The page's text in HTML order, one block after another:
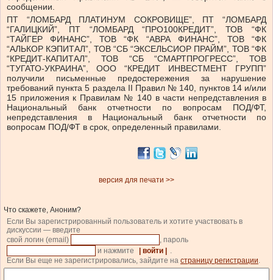
сообщении.
ПТ “ЛОМБАРД ПЛАТИНУМ СОКРОВИЩЕ”, ПТ “ЛОМБАРД
“ГАЛИЦКИЙ”, ПТ “ЛОМБАРД “ПРО100КРЕДИТ”, ТОВ “ФК
“ТАЙГЕР ФИНАНС”, ТОВ “ФК “АВРА ФИНАНС”, ТОВ “ФК
“АЛЬКОР КЭПИТАЛ”, ТОВ “СБ “ЭКСЕЛЬСИОР ПРАЙМ”, ТОВ “ФК
“КРЕДИТ-КАПИТАЛ”, ТОВ “СБ “СМАРТПРОГРЕСС”, ТОВ
“ТУГАТО-УКРАИНА”, ООО “КРЕДИТ ИНВЕСТМЕНТ ГРУПП”
получили письменные предостережения за нарушение
требований пункта 5 раздела ІІ Правил № 140, пунктов 14 и/или
15 приложения к Правилам № 140 в части непредставления в
Национальный банк отчетности по вопросам ПОД/ФТ,
непредставления в Национальный банк отчетности по
вопросам ПОД/ФТ в срок, определенный правилами.
версия для печати >>
Что скажете, Аноним?
Если Вы зарегистрированный пользователь и хотите участвовать в
дискуссии — введите
свой логин (email)
, пароль
и нажмите
| войти |
.
Если Вы еще не зарегистрировались, зайдите на страницу регистрации.